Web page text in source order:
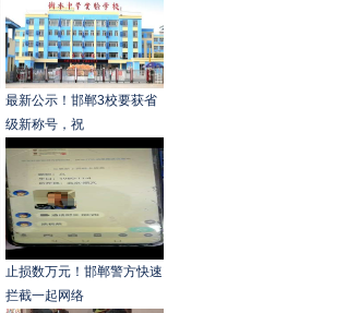
最新公示！邯郸3校要获省
级新称号，祝
止损数万元！邯郸警方快速
拦截一起网络